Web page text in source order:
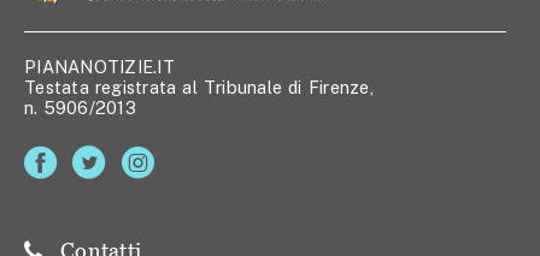
PIANANOTIZIE.IT
Testata registrata al Tribunale di Firenze,
n. 5906/2013
Contatti